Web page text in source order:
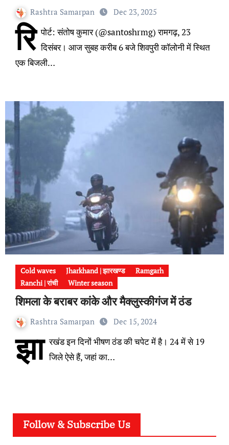
Rashtra Samarpan Dec 23, 2025
रि पोर्ट: संतोष कुमार (@santoshrmg) रामगढ़, 23
दिसंबर। आज सुबह करीब 6 बजे शिवपुरी कॉलोनी में स्थित
एक बिजली…
Cold waves Jharkhand | झारखण्ड
Ramgarh
Ranchi | रांची
Winter season
शिमला के बराबर कांके और मैक्लुस्कीगंज में ठंड
Rashtra Samarpan Dec 15, 2024
झा रखंड इन दिनों भीषण ठंड की चपेट में है। 24 में से 19
जिले ऐसे हैं, जहां का…
Follow & Subscribe Us